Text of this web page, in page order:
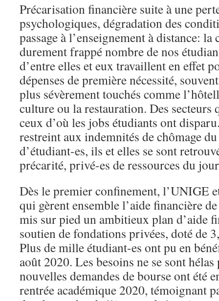
Précarisation financière suite à une
psychologiques, dégradation des
passage à l’enseignement à distance:
durement frappé nombre de nos
d’entre elles et eux travaillent en effet
dépenses de première nécessité,
plus sévèrement touchés comme
culture ou la restauration. Des secteurs
ceux d’où les jobs étudiants ont
restreint aux indemnités de chômage
d’étudiant-es, ils et elles se sont
précarité, privé-es de ressources du
Dès le premier confinement, l’UNIGE
qui gèrent ensemble l’aide financière
mis sur pied un ambitieux plan d’aide
soutien de fondations privées, doté de
Plus de mille étudiant-es ont pu en
août 2020. Les besoins ne se sont
nouvelles demandes de bourse ont été
rentrée académique 2020, témoignant